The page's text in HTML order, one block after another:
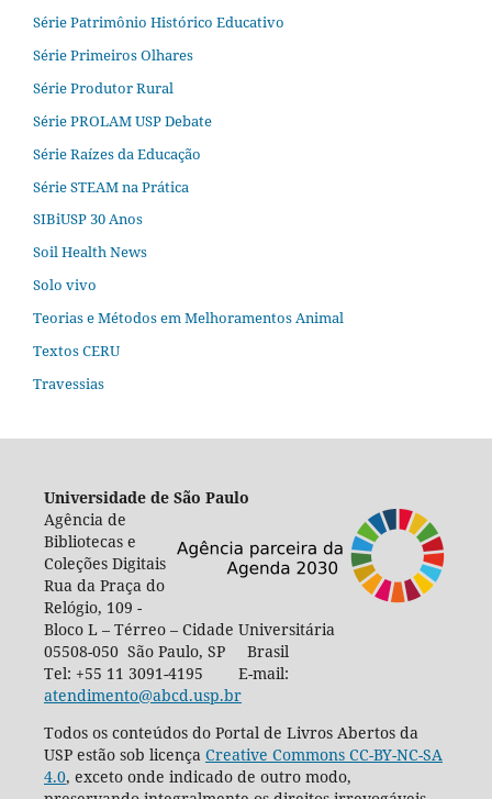
Série Patrimônio Histórico Educativo
Série Primeiros Olhares
Série Produtor Rural
Série PROLAM USP Debate
Série Raízes da Educação
Série STEAM na Prática
SIBiUSP 30 Anos
Soil Health News
Solo vivo
Teorias e Métodos em Melhoramentos Animal
Textos CERU
Travessias
Universidade de São Paulo
Agência de
Bibliotecas e
Coleções Digitais
Rua da Praça do
Relógio, 109 -
Bloco L – Térreo – Cidade Universitária
05508-050 São Paulo, SP Brasil
Tel: +55 11 3091-4195 E-mail:
atendimento@abcd.usp.br
Todos os conteúdos do Portal de Livros Abertos da
USP estão sob licença Creative Commons CC-BY-NC-SA
4.0, exceto onde indicado de outro modo,